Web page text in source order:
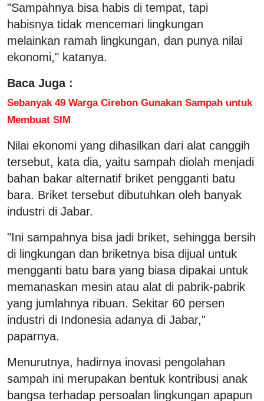
"Sampahnya bisa habis di tempat, tapi
habisnya tidak mencemari lingkungan
melainkan ramah lingkungan, dan punya nilai
ekonomi," katanya.
Baca Juga :
Sebanyak 49 Warga Cirebon Gunakan Sampah untuk
Membuat SIM
Nilai ekonomi yang dihasilkan dari alat canggih
tersebut, kata dia, yaitu sampah diolah menjadi
bahan bakar alternatif briket pengganti batu
bara. Briket tersebut dibutuhkan oleh banyak
industri di Jabar.
"Ini sampahnya bisa jadi briket, sehingga bersih
di lingkungan dan briketnya bisa dijual untuk
mengganti batu bara yang biasa dipakai untuk
memanaskan mesin atau alat di pabrik-pabrik
yang jumlahnya ribuan. Sekitar 60 persen
industri di Indonesia adanya di Jabar,"
paparnya.
Menurutnya, hadirnya inovasi pengolahan
sampah ini merupakan bentuk kontribusi anak
bangsa terhadap persoalan lingkungan apapun